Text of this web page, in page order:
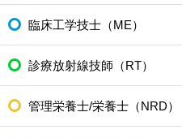
臨床工学技士（ME）
診療放射線技師（RT）
管理栄養士/栄養士（NRD）